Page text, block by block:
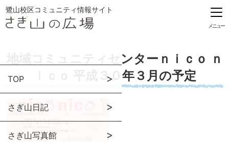
鷺山校区コミュニティ情報サイト
メニュー
TOP
さぎ山日記
さぎ山写真館
地域コミュニティセンターｎｉｃｏ ｎ
ｉｃｏ 平成３０年３月の予定